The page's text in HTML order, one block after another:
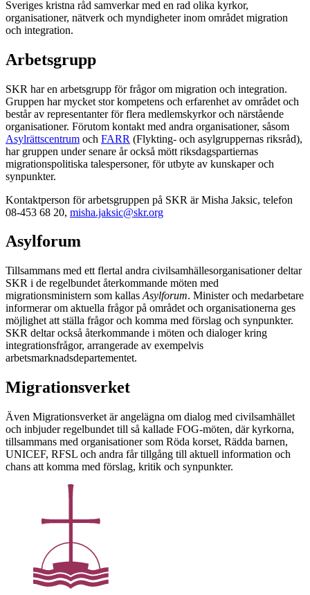
Sveriges kristna råd samverkar med en rad olika kyrkor,
organisationer, nätverk och myndigheter inom området migration
och integration.
Arbetsgrupp
SKR har en arbetsgrupp för frågor om migration och integration.
Gruppen har mycket stor kompetens och erfarenhet av området och
består av representanter för flera medlemskyrkor och närstående
organisationer. Förutom kontakt med andra organisationer, såsom
Asylrättscentrum och FARR (Flykting- och asylgruppernas riksråd),
har gruppen under senare år också mött riksdagspartiernas
migrationspolitiska talespersoner, för utbyte av kunskaper och
synpunkter.
Kontaktperson för arbetsgruppen på SKR är Misha Jaksic, telefon
08-453 68 20, misha.jaksic@skr.org
Asylforum
Tillsammans med ett flertal andra civilsamhällesorganisationer deltar
SKR i de regelbundet återkommande möten med
migrationsministern som kallas Asylforum. Minister och medarbetare
informerar om aktuella frågor på området och organisationerna ges
möjlighet att ställa frågor och komma med förslag och synpunkter.
SKR deltar också återkommande i möten och dialoger kring
integrationsfrågor, arrangerade av exempelvis
arbetsmarknadsdepartementet.
Migrationsverket
Även Migrationsverket är angelägna om dialog med civilsamhället
och inbjuder regelbundet till så kallade FOG-möten, där kyrkorna,
tillsammans med organisationer som Röda korset, Rädda barnen,
UNICEF, RFSL och andra får tillgång till aktuell information och
chans att komma med förslag, kritik och synpunkter.